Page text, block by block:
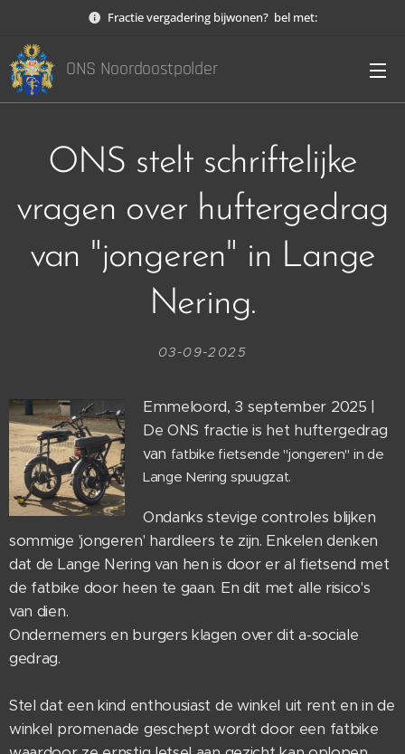
Fractie vergadering bijwonen? bel met:
ONS Noordoostpolder
ONS stelt schriftelijke
vragen over huftergedrag
van "jongeren" in Lange
Nering.
03-09-2025
Emmeloord, 3 september 2025 |
De ONS fractie is het huftergedrag
van fatbike fietsende "jongeren" in de
Lange Nering spuugzat.
Ondanks stevige controles blijken
sommige 'jongeren' hardleers te zijn. Enkelen denken
dat de Lange Nering van hen is door er al fietsend met
de fatbike door heen te gaan. En dit met alle risico's
van dien.
Ondernemers en burgers klagen over dit a-sociale
gedrag.
Stel dat een kind enthousiast de winkel uit rent en in de
winkel promenade geschept wordt door een fatbike